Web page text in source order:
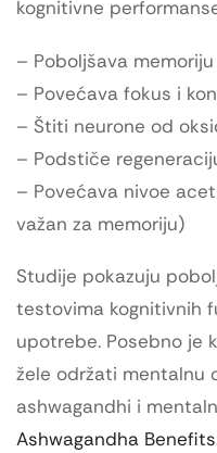
kognitivne
– Poboljšava
– Povećava fokus i
– Štiti neurone od
– Podstiče
– Povećava nivoe
važan za memoriju)
Studije pokazuju
testovima kognitivnih
upotrebe. Posebno je
žele održati mentalnu
ashwagandhi i
Ashwagandha Benefits